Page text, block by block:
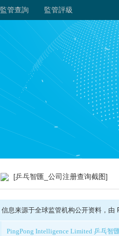
監管查詢 監管評級
[乒乓智匯_公司注册查询截图]
信息来源于全球监管机构公开资料，由
PingPong Intelligence Limited 乒乓智